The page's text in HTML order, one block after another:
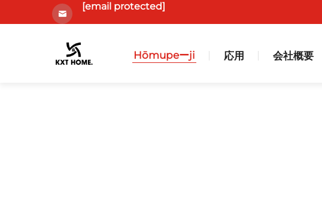
[email protected]
Hōmupeーji 応用 会社概要